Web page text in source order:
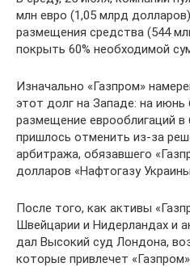
млн евро (1,05 млрд
размещения средства (544
покрыть 60% необходимой
Изначально «Газпром»
этот долг на Западе: на
размещение еврооблигаций в
пришлось отменить из-за
арбитража, обязавшего
долларов «Нафтогазу
После того, как активы
Швейцарии и Нидерландах и
дал Высокий суд Лондона,
которые привлечет